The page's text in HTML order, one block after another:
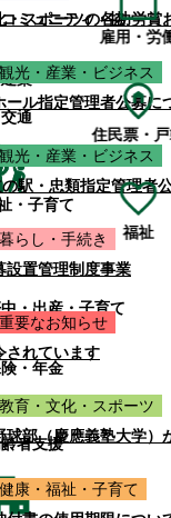
ミュニティ・協
築
通
・子育て
祉・子育て
・出産・子育て
・年金
者支援
・スポーツの各功労
観光・産業・ビジネス
ール指定管理者公募に
観光・産業・ビジネス
駅・忠類指定管理者
暮らし・手続き
設置管理制度事業
重要なお知らせ
されています
教育・文化・スポーツ
球部（慶應義塾大学）
健康・福祉・子育て
雇用・労
住民票・
福祉